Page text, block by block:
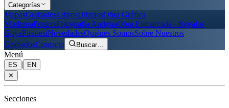
Categorías
MapasGrabadosLibrosDibujosObra Gráfica
ModernaPostersFotografía AntiguaObra Enmarcada - Regalos
GoyaPiranesiNovedadesQuiénes SomosSobre Nuestros
GrabadosContacto Buscar…
Menú
ES |
EN
✕
Secciones